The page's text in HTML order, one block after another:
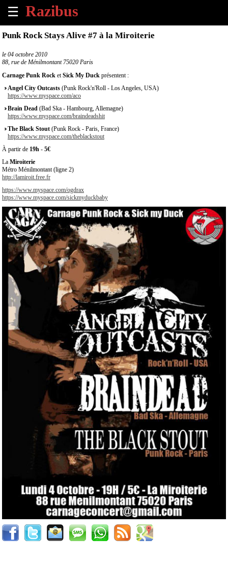
☰
×
Tous
évènements
à
venir
Annoncer
évènement
Contact
À
propos
Punk Rock Stays Alive #7 à la Miroiterie
le 04 octobre 2010
88, rue de Ménilmontant 75020 Paris
Carnage Punk Rock etSick My Duck présentent :
Angel City Outcasts (Punk Rock'n'Roll - Los Angeles, USA)
https://www.myspace.com/aco
Brain Dead (Bad Ska - Hambourg, Allemagne)
https://www.myspace.com/braindeadshit
The Black Stout (Punk Rock - Paris, France)
https://www.myspace.com/theblackstout
À partir de 19h - 5€
La Miroiterie
Métro Ménilmontant (ligne 2)
http://lamiroit.free.fr
https://www.myspace.com/ogdrax
https://www.myspace.com/sickmyduckbaby